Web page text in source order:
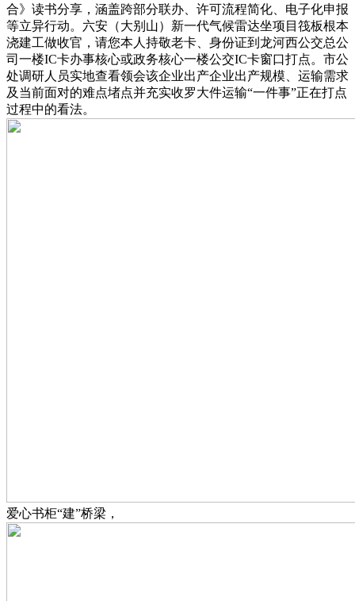
合》读书分享，涵盖跨部分联办、许可流程简化、电子化申报
等立异行动。六安（大别山）新一代气候雷达坐项目筏板根本
浇建工做收官，请您本人持敬老卡、身份证到龙河西公交总公
司一楼IC卡办事核心或政务核心一楼公交IC卡窗口打点。市公
处调研人员实地查看领会该企业出产企业出产规模、运输需求
及当前面对的难点堵点并充实收罗大件运输“一件事”正在打点
过程中的看法。
爱心书柜“建”桥梁，